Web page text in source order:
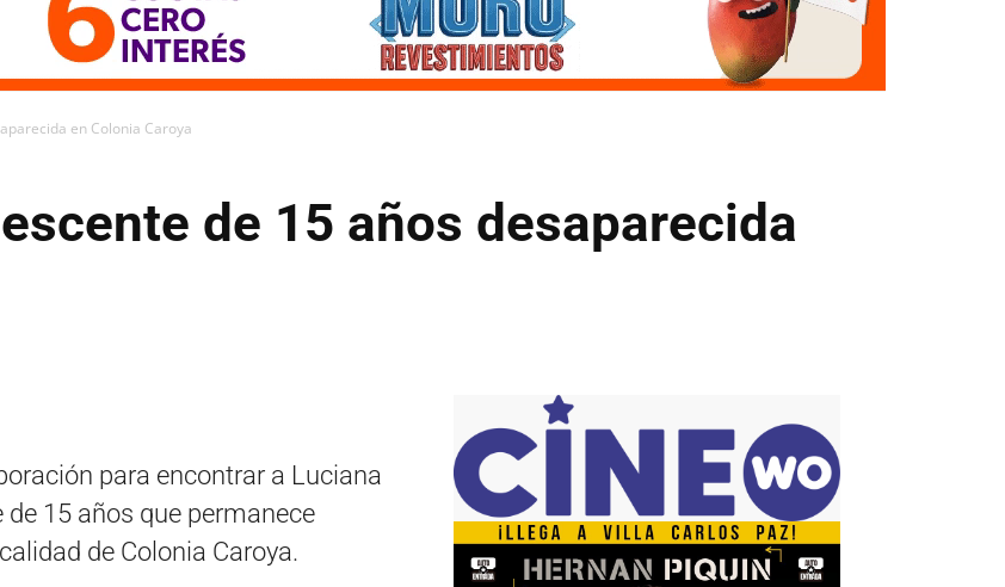
en Colonia Caroya
de 15 años desaparecida
para encontrar a Luciana
15 años que permanece
de Colonia Caroya.